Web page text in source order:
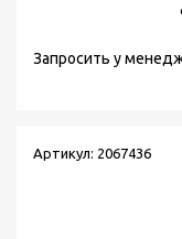
Запросить у
Артикул: 2067436